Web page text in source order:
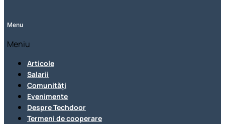
Menu
Meniu
Articole
Salarii
Comunități
Evenimente
Despre Techdoor
Termeni de cooperare